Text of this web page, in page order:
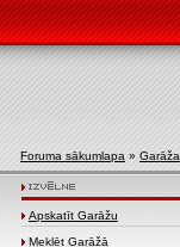
Foruma sākumlapa » Garāža
Apskatīt Garāžu
Meklēt Garāžā